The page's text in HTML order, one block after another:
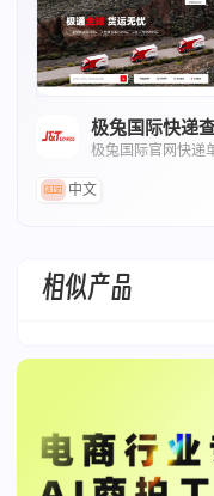
极兔国际快递
极兔国际官网快递
中文
相似产品